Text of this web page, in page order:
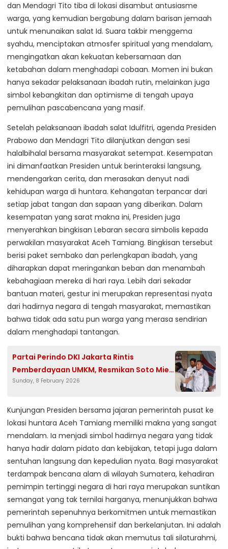
dan Mendagri Tito tiba di lokasi disambut antusiasme
warga, yang kemudian bergabung dalam barisan jemaah
untuk menunaikan salat Id. Suara takbir menggema
syahdu, menciptakan atmosfer spiritual yang mendalam,
mengingatkan akan kekuatan kebersamaan dan
ketabahan dalam menghadapi cobaan. Momen ini bukan
hanya sekadar pelaksanaan ibadah rutin, melainkan juga
simbol kebangkitan dan optimisme di tengah upaya
pemulihan pascabencana yang masif.
Setelah pelaksanaan ibadah salat Idulfitri, agenda Presiden
Prabowo dan Mendagri Tito dilanjutkan dengan sesi
halalbihalal bersama masyarakat setempat. Kesempatan
ini dimanfaatkan Presiden untuk berinteraksi langsung,
mendengarkan cerita, dan merasakan denyut nadi
kehidupan warga di huntara. Kehangatan terpancar dari
setiap jabat tangan dan sapaan yang diberikan. Dalam
kesempatan yang sarat makna ini, Presiden juga
menyerahkan bingkisan Lebaran secara simbolis kepada
perwakilan masyarakat Aceh Tamiang. Bingkisan tersebut
berisi paket sembako dan perlengkapan ibadah, yang
diharapkan dapat meringankan beban dan menambah
kebahagiaan mereka di hari raya. Lebih dari sekadar
bantuan materi, gestur ini merupakan representasi nyata
dari hadirnya negara di tengah masyarakat, memastikan
bahwa tidak ada satu pun warga yang merasa sendirian
dalam menghadapi tantangan.
Partai Perindo DKI Jakarta Rintis
Pemberdayaan UMKM, Resmikan Soto Mie
Bogor Mang Ipul sebagai Pilot Project
Sunday, 8 February 2026
Kunjungan Presiden bersama jajaran pemerintah pusat ke
lokasi huntara Aceh Tamiang memiliki makna yang sangat
mendalam. Ia menjadi simbol hadirnya negara yang tidak
hanya hadir dalam pidato dan kebijakan, tetapi juga dalam
sentuhan langsung dan kepedulian nyata. Bagi masyarakat
terdampak bencana alam di wilayah Sumatera, kehadiran
pemimpin tertinggi negara di hari raya merupakan suntikan
semangat yang tak ternilai harganya, menunjukkan bahwa
pemerintah sepenuhnya berkomitmen untuk memastikan
pemulihan yang komprehensif dan berkelanjutan. Ini adalah
bukti bahwa bencana tidak akan memutus tali silaturahmi,